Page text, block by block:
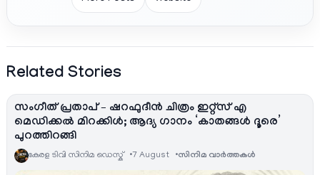
Related Stories
സംഗീത് പ്രതാപ് – ഷറഫുദീൻ ചിത്രം ഇറ്റ്സ് എ
മെഡിക്കൽ മിറക്കിൾ; ആദ്യ ഗാനം ‘കാതങ്ങൾ ദൂരെ’
പുറത്തിറങ്ങി
കേരള ടിവി സിനിമ ഡെസ്ക് 7 August സിനിമ വാര്‍ത്തകള്‍